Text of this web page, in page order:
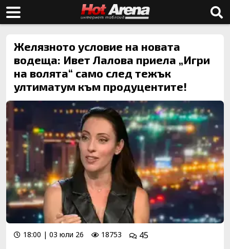
Желязното условие на новата
водеща: Ивет Лалова приела „Игри
на волята“ само след тежък
ултиматум към продуцентите!
18:00 | 03 юли 26 18753
45